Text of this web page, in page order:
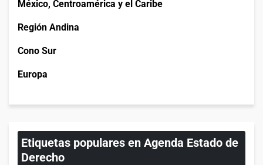
México, Centroamérica y el Caribe
Región Andina
Cono Sur
Europa
Etiquetas populares en Agenda Estado de
Derecho